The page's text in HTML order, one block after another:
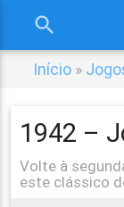
search
Início »
1942 –
Volte à
este clássico